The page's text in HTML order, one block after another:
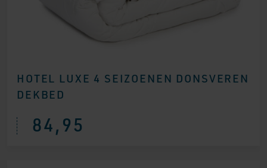
HOTEL LUXE 4 SEIZOENEN DONSVEREN
DEKBED
84,95